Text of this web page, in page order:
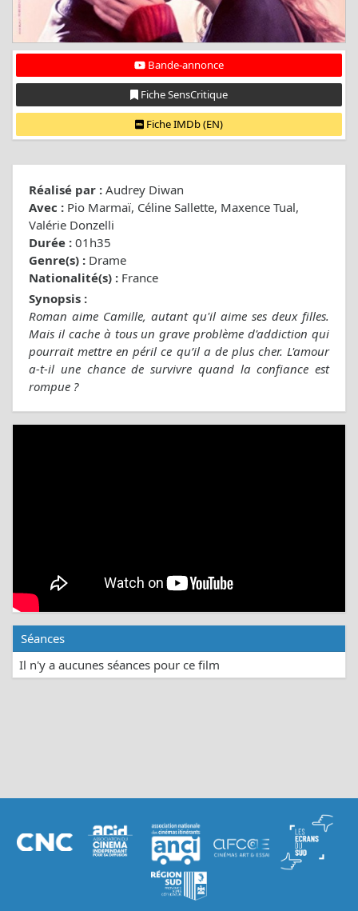
Bande-annonce
Fiche SensCritique
Fiche IMDb (EN)
Réalisé par : Audrey Diwan
Avec : Pio Marmaï, Céline Sallette, Maxence Tual,
Valérie Donzelli
Durée : 01h35
Genre(s) : Drame
Nationalité(s) : France
Synopsis :
Roman aime Camille, autant qu'il aime ses deux filles.
Mais il cache à tous un grave problème d'addiction qui
pourrait mettre en péril ce qu’il a de plus cher. L'amour
a-t-il une chance de survivre quand la confiance est
rompue ?
Séances
Il n'y a aucunes séances pour ce film